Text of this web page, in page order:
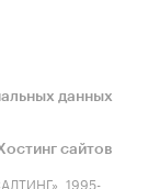
/ ... /
/
данных
сайтов
1995-